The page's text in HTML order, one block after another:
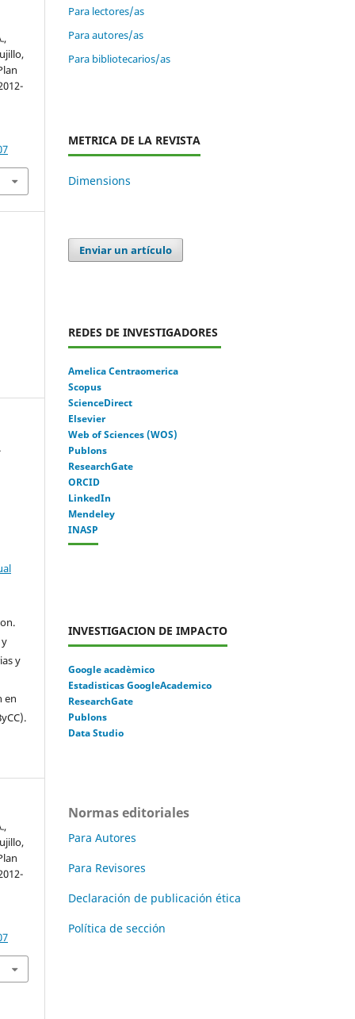
y
en
Para lectores/as
Para autores/as
Para bibliotecarios/as
METRICA DE LA REVISTA
Dimensions
Enviar un artículo
REDES DE INVESTIGADORES
Amelica Centraomerica
Scopus
ScienceDirect
Elsevier
Web of Sciences (WOS)
Publons
ResearchGate
ORCID
LinkedIn
Mendeley
INASP
INVESTIGACION DE IMPACTO
Google acadèmico
Estadisticas GoogleAcademico
ResearchGate
Publons
Data Studio
Normas editoriales
Para Autores
Para Revisores
Declaración de publicación ética
Política de sección